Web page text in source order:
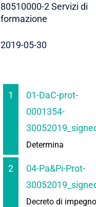
80510000-2 Servizi di
formazione
2019-05-30
1
01-DaC-prot-
0001354-
Determina
2
04-Pa&Pi-Prot-
Decreto di impegno